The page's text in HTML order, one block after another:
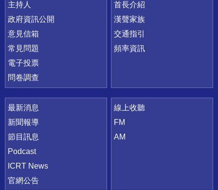
主持人
政府資訊公開
意見信箱
常見問題
電子投票
問卷調查
首長介紹
漢聲家族
交通指引
頻率資訊
最新消息
新聞報導
節目訊息
Podcast
ICRT News
官網公告
線上收聽
FM
AM